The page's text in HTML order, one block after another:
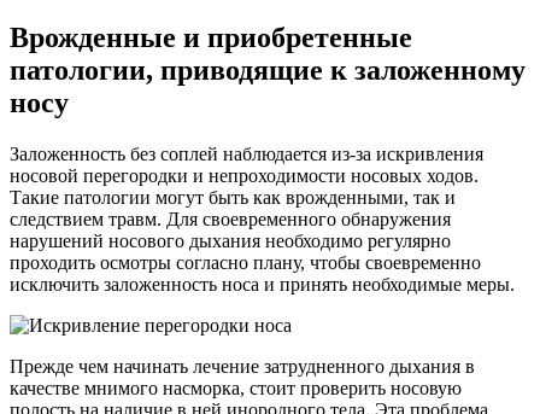
Врожденные и приобретенные
патологии, приводящие к заложенному
носу
Заложенность без соплей наблюдается из-за искривления
носовой перегородки и непроходимости носовых ходов.
Такие патологии могут быть как врожденными, так и
следствием травм. Для своевременного обнаружения
нарушений носового дыхания необходимо регулярно
проходить осмотры согласно плану, чтобы своевременно
исключить заложенность носа и принять необходимые меры.
Прежде чем начинать лечение затрудненного дыхания в
качестве мнимого насморка, стоит проверить носовую